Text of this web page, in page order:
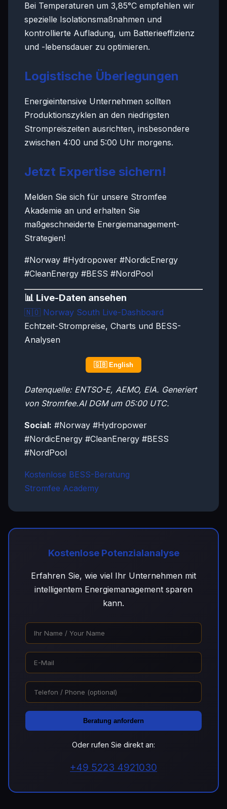
Bei Temperaturen um 3,85°C empfehlen wir
spezielle Isolationsmaßnahmen und
kontrollierte Aufladung, um Batterieeffizienz
und -lebensdauer zu optimieren.
Logistische Überlegungen
Energieintensive Unternehmen sollten
Produktionszyklen an den niedrigsten
Strompreiszeiten ausrichten, insbesondere
zwischen 4:00 und 5:00 Uhr morgens.
Jetzt Expertise sichern!
Melden Sie sich für unsere Stromfee
Akademie an und erhalten Sie
maßgeschneiderte Energiemanagement-
Strategien!
#Norway #Hydropower #NordicEnergy
#CleanEnergy #BESS #NordPool
📊 Live-Daten ansehen
🇳🇴 Norway South Live-Dashboard
Echtzeit-Strompreise, Charts und BESS-
Analysen
🇬🇧 English
Datenquelle: ENTSO-E, AEMO, EIA. Generiert
von Stromfee.AI DGM um 05:00 UTC.
Social: #Norway #Hydropower
#NordicEnergy #CleanEnergy #BESS
#NordPool
Kostenlose BESS-Beratung
Stromfee Academy
Kostenlose Potenzialanalyse
Erfahren Sie, wie viel Ihr Unternehmen mit
intelligentem Energiemanagement sparen
kann.
Beratung anfordern
Oder rufen Sie direkt an:
+49 5223 4921030